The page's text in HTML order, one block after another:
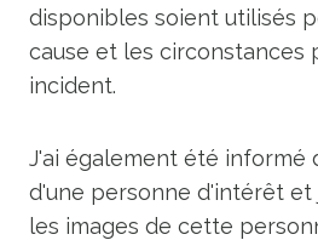
disponibles soient utilisés
cause et les circonstances
incident.
J'ai également été informé
d'une personne d'intérêt et
les images de cette